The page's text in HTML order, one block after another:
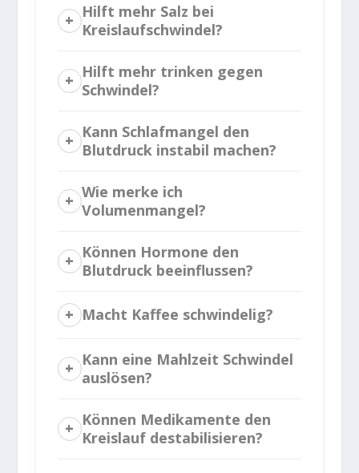
Hilft mehr Salz bei
Kreislaufschwindel?
Hilft mehr trinken gegen
Schwindel?
Kann Schlafmangel den
Blutdruck instabil machen?
Wie merke ich
Volumenmangel?
Können Hormone den
Blutdruck beeinflussen?
Macht Kaffee schwindelig?
Kann eine Mahlzeit Schwindel
auslösen?
Können Medikamente den
Kreislauf destabilisieren?